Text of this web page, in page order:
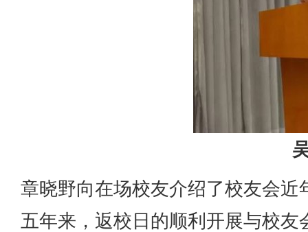
章晓野向在场校友介绍了校友会
五年来，返校日的顺利开展与校